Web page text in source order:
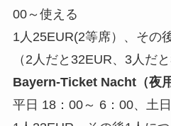
00～使える
1人25EUR(2等席）、その
（2人だと32EUR、3人だ
Bayern-Ticket Nacht（夜
平日 18：00～ 6：00、土